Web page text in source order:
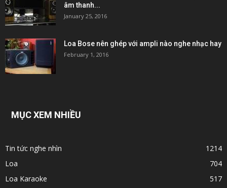
âm thanh...
January 25, 2016
Loa Bose nên ghép với ampli nào nghe nhạc hay
February 1, 2016
MỤC XEM NHIỀU
Tin tức nghe nhìn
1214
Loa
704
Loa Karaoke
517